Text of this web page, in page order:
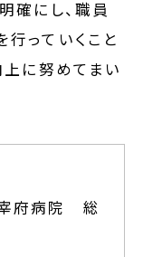
確にし、職員
っていくこと
上に努めてまい
府病院 総